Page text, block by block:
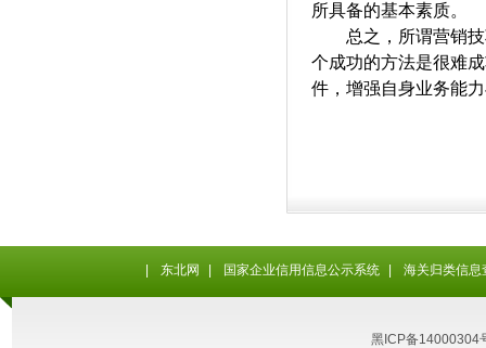
所具备的基本素质。
总之，所谓营销
个成功的方法是很难
件，增强自身业务能
东北网 国家企业信用信息公示系统 海关归类信息
黑ICP备14000304